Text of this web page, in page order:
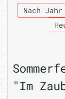
Nach Jahr
"Im